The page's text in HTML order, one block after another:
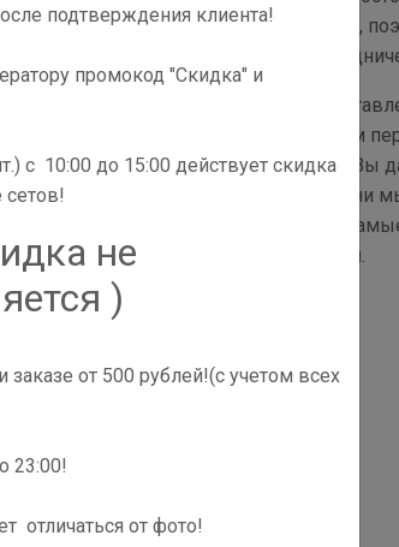
дорожим Вашим мнением,
остались довольны
В нашем ресторане
предложений. Мы откроем
полезной еды, о котором Вы
почитателей японской кухни
суши, где представлены
традиционном исполнении.
города;
подтверждения клиента!
промокод "Скидка" и
с 10:00 до 15:00 действует скидка
не
)
заказе от 500 рублей!(с учетом всех
23:00!
отличаться от фото!